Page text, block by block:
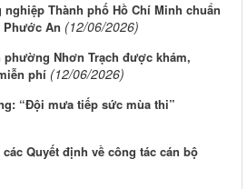
Thành phố Hồ Chí Minh chuẩn
An (12/06/2026)
Nhơn Trạch được khám,
phí (12/06/2026)
“Đội mưa tiếp sức mùa thi”
Quyết định về công tác cán bộ